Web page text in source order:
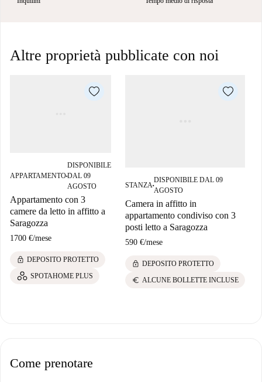
Altre proprietà pubblicate con noi
APPARTAMENTO■
DISPONIBILE
DAL 09
AGOSTO
Appartamento con 3
camere da letto in affitto a
Saragozza
1700 €/mese
lock DEPOSITO PROTETTO
SPOTAHOME PLUS
STANZA■
DISPONIBILE DAL 09
AGOSTO
Camera in affitto in
appartamento condiviso con 3
posti letto a Saragozza
590 €/mese
lock DEPOSITO PROTETTO
euro ALCUNE BOLLETTE INCLUSE
Come prenotare